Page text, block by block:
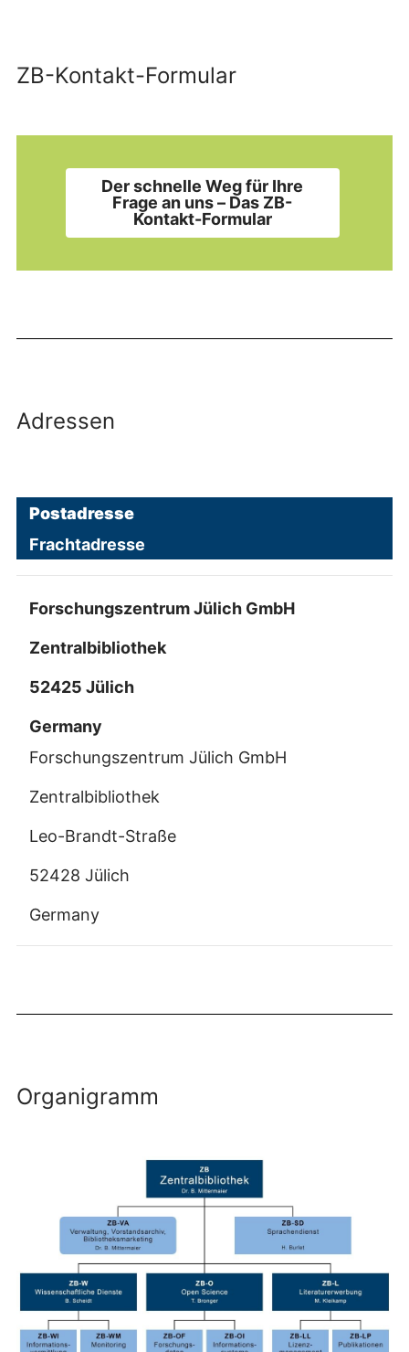
ZB-Kontakt-Formular
Der schnelle Weg für Ihre
Frage an uns – Das ZB-
Kontakt-Formular
Adressen
Postadresse
Frachtadresse
Forschungszentrum Jülich GmbH
Zentralbibliothek
52425 Jülich
Germany
Forschungszentrum Jülich GmbH
Zentralbibliothek
Leo-Brandt-Straße
52428 Jülich
Germany
Organigramm